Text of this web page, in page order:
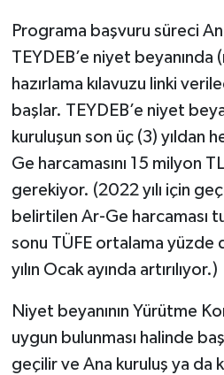
Programa başvuru süreci
TEYDEB’e niyet beyanında
hazırlama kılavuzu linki
başlar. TEYDEB’e niyet
kuruluşun son üç (3) yıldan
Ge harcamasını 15 milyon
gerekiyor. (2022 yılı için
belirtilen Ar-Ge harcaması
sonu TÜFE ortalama yüzde
yılın Ocak ayında artırılıyor.)
Niyet beyanının Yürütme
uygun bulunması halinde
geçilir ve Ana kuruluş ya da